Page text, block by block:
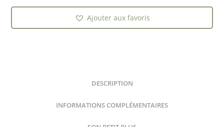
Ajouter aux favoris
DESCRIPTION
INFORMATIONS COMPLÉMENTAIRES